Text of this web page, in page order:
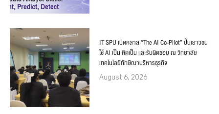
IT SPU เปิดคลาส “The AI Co-Pilot” ปั้นเยาวชน
ใช้ AI เป็น คิดเป็น และรับผิดชอบ ณ วิทยาลัย
เทคโนโลยีทักษิณาบริหารธุรกิจ
August 6, 2026